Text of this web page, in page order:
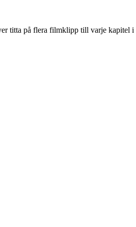
titta på flera filmklipp till varje kapitel